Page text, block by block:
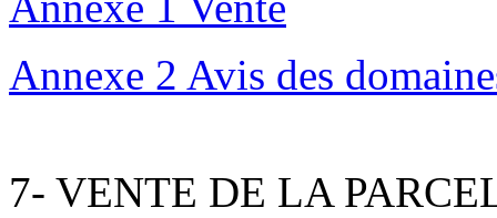
Annexe 2 Avis des
7- VENTE DE LA